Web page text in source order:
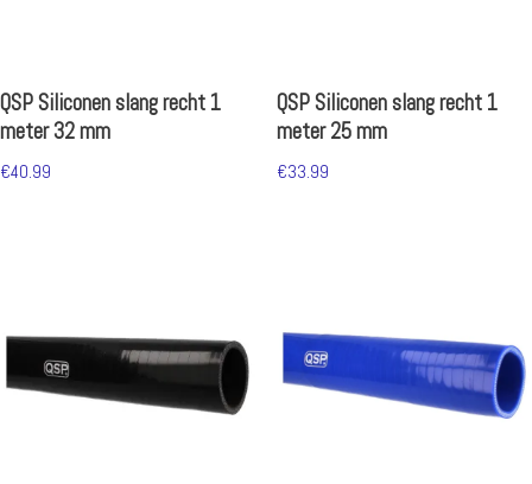
QSP Siliconen slang recht 1
meter 32 mm
€40.99
QSP Siliconen slang recht 1
meter 25 mm
€33.99